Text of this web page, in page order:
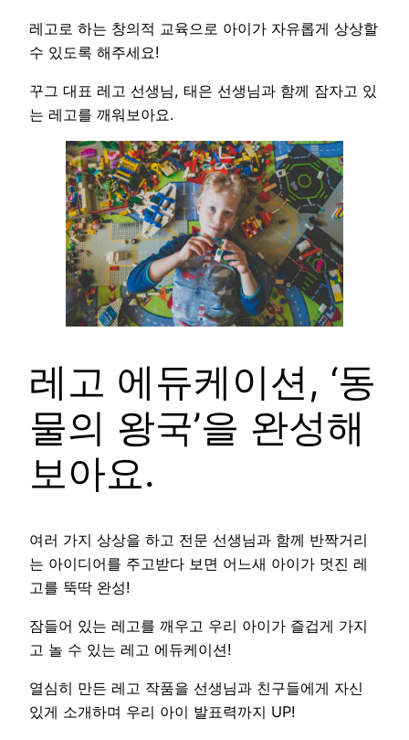
레고로 하는 창의적 교육으로 아이가 자유롭게 상상할
수 있도록 해주세요!
꾸그 대표 레고 선생님, 태은 선생님과 함께 잠자고 있
는 레고를 깨워보아요.
레고 에듀케이션, ‘동
물의 왕국’을 완성해
보아요.
여러 가지 상상을 하고 전문 선생님과 함께 반짝거리
는 아이디어를 주고받다 보면 어느새 아이가 멋진 레
고를 뚝딱 완성!
잠들어 있는 레고를 깨우고 우리 아이가 즐겁게 가지
고 놀 수 있는 레고 에듀케이션!
열심히 만든 레고 작품을 선생님과 친구들에게 자신
있게 소개하며 우리 아이 발표력까지 UP!